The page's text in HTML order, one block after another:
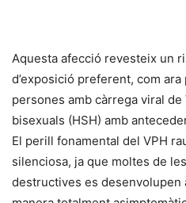
Aquesta afecció revesteix un
d’exposició preferent, com
persones amb càrrega viral
bisexuals (HSH) amb
El perill fonamental del VPH
silenciosa, ja que moltes de
destructives es desenvolupen